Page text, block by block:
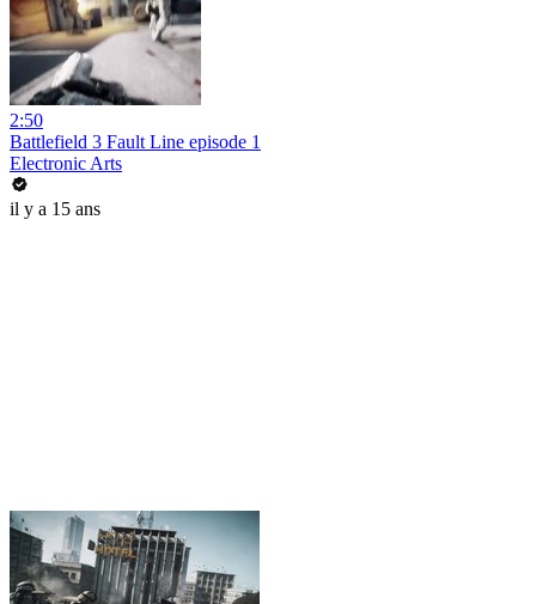
2:50
Battlefield 3 Fault Line episode 1
Electronic Arts
il y a 15 ans